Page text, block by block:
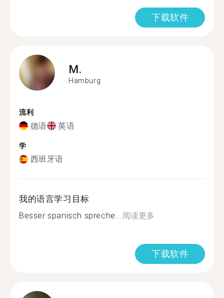
下载软件
M.
Hamburg
流利
德语 英语
学
西班牙语
我的语言学习目标
Besser spanisch spreche...阅读更多
下载软件